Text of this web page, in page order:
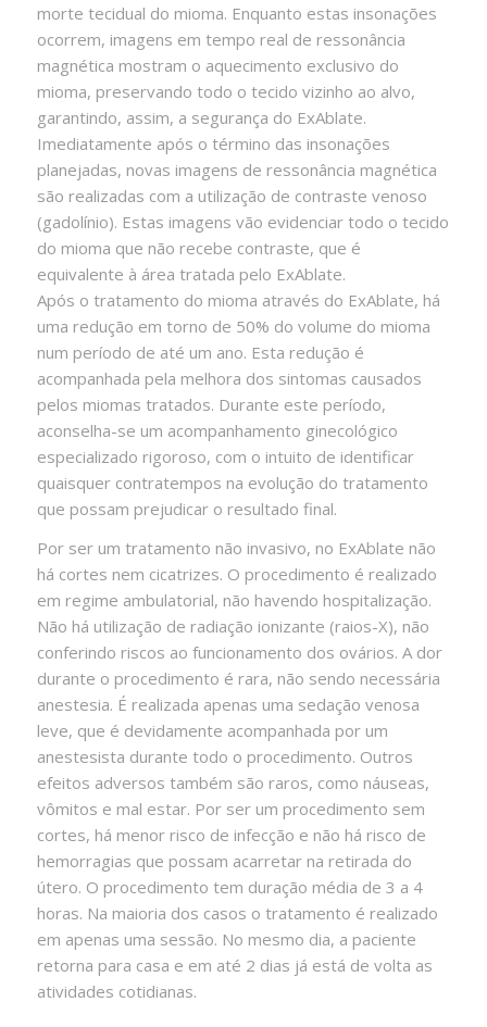
morte tecidual do mioma. Enquanto estas insonações
ocorrem, imagens em tempo real de ressonância
magnética mostram o aquecimento exclusivo do
mioma, preservando todo o tecido vizinho ao alvo,
garantindo, assim, a segurança do ExAblate.
Imediatamente após o término das insonações
planejadas, novas imagens de ressonância magnética
são realizadas com a utilização de contraste venoso
(gadolínio). Estas imagens vão evidenciar todo o tecido
do mioma que não recebe contraste, que é
equivalente à área tratada pelo ExAblate.
Após o tratamento do mioma através do ExAblate, há
uma redução em torno de 50% do volume do mioma
num período de até um ano. Esta redução é
acompanhada pela melhora dos sintomas causados
pelos miomas tratados. Durante este período,
aconselha-se um acompanhamento ginecológico
especializado rigoroso, com o intuito de identificar
quaisquer contratempos na evolução do tratamento
que possam prejudicar o resultado final.
Por ser um tratamento não invasivo, no ExAblate não
há cortes nem cicatrizes. O procedimento é realizado
em regime ambulatorial, não havendo hospitalização.
Não há utilização de radiação ionizante (raios-X), não
conferindo riscos ao funcionamento dos ovários. A dor
durante o procedimento é rara, não sendo necessária
anestesia. É realizada apenas uma sedação venosa
leve, que é devidamente acompanhada por um
anestesista durante todo o procedimento. Outros
efeitos adversos também são raros, como náuseas,
vômitos e mal estar. Por ser um procedimento sem
cortes, há menor risco de infecção e não há risco de
hemorragias que possam acarretar na retirada do
útero. O procedimento tem duração média de 3 a 4
horas. Na maioria dos casos o tratamento é realizado
em apenas uma sessão. No mesmo dia, a paciente
retorna para casa e em até 2 dias já está de volta as
atividades cotidianas.